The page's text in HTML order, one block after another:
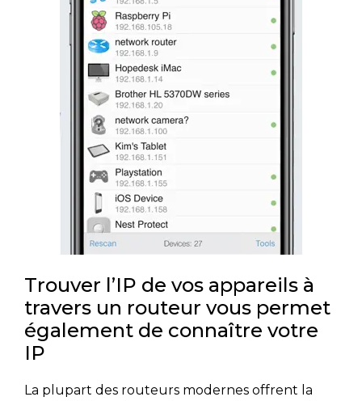
Trouver l’IP de vos appareils à
travers un routeur vous permet
également de connaître votre
IP
La plupart des routeurs modernes offrent la